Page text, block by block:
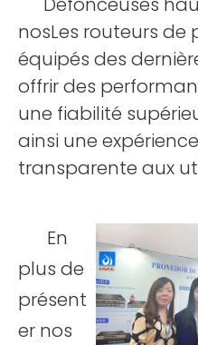
nosLes routeurs de
équipés des
offrir des
une fiabilité
ainsi une
transparente aux
En
plus de
présent
er nos